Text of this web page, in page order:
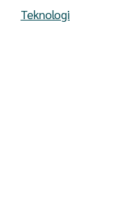
Teknologi